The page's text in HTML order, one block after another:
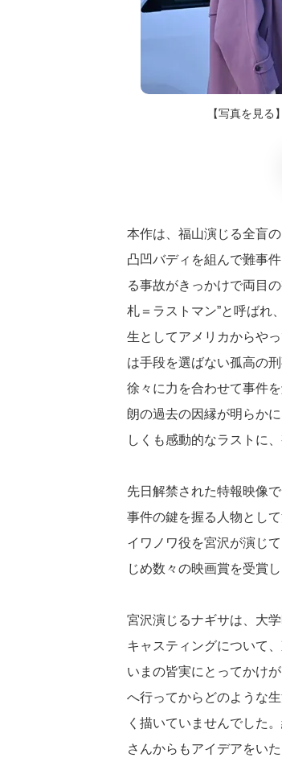
【写真を見
本作は、福山演じる全盲
凸凹バディを組んで難事
る事故がきっかけで両目
札＝ラストマン”と呼ばれ
生としてアメリカからや
は手段を選ばない孤高の
徐々に力を合わせて事件
朗の過去の因縁が明らか
しくも感動的なラストに
先日解禁された特報映像
事件の鍵を握る人物とし
イワノワ役を宮沢が演じ
じめ数々の映画賞を受賞
宮沢演じるナギサは、大
キャスティングについて
いまの皆実にとってかけ
へ行ってからどのような
く描いていませんでした
さんからもアイデアをい